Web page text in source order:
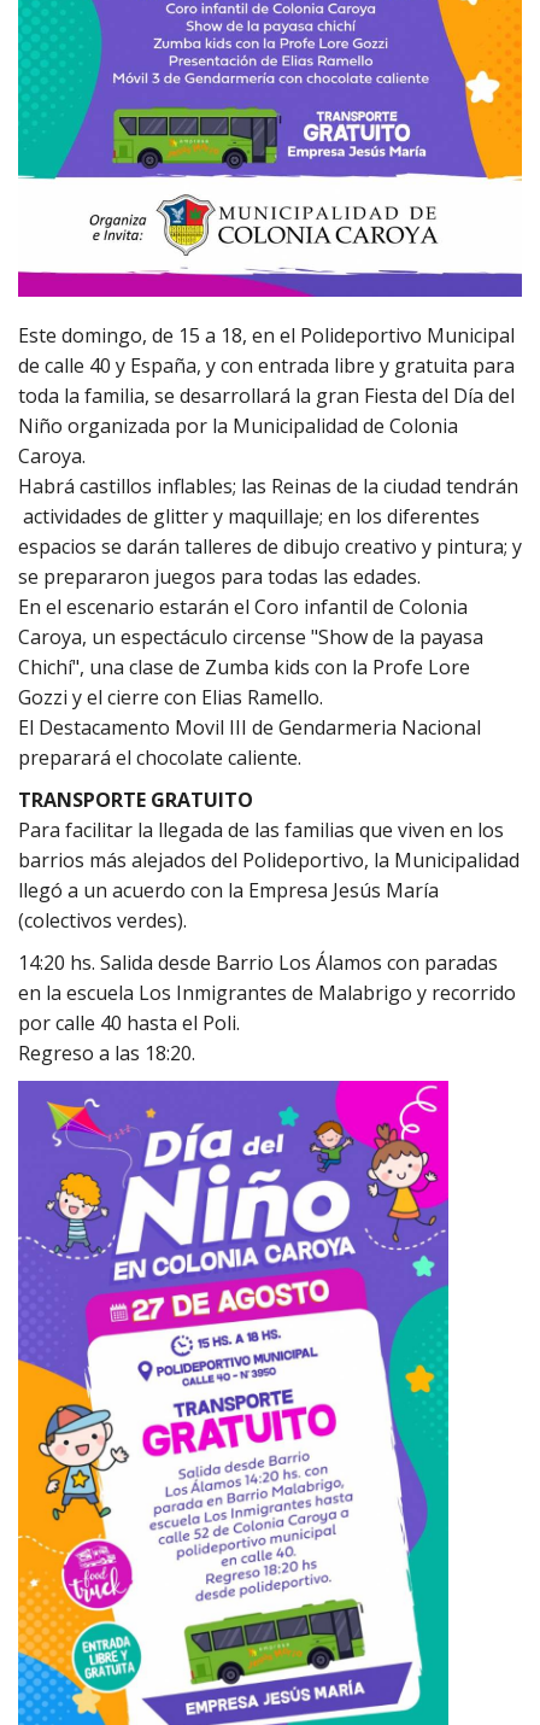
Este domingo, de 15 a 18, en el Polideportivo Municipal
de calle 40 y España, y con entrada libre y gratuita para
toda la familia, se desarrollará la gran Fiesta del Día del
Niño organizada por la Municipalidad de Colonia
Caroya.
Habrá castillos inflables; las Reinas de la ciudad tendrán
actividades de glitter y maquillaje; en los diferentes
espacios se darán talleres de dibujo creativo y pintura; y
se prepararon juegos para todas las edades.
En el escenario estarán el Coro infantil de Colonia
Caroya, un espectáculo circense "Show de la payasa
Chichí", una clase de Zumba kids con la Profe Lore
Gozzi y el cierre con Elias Ramello.
El Destacamento Movil III de Gendarmeria Nacional
preparará el chocolate caliente.
TRANSPORTE GRATUITO
Para facilitar la llegada de las familias que viven en los
barrios más alejados del Polideportivo, la Municipalidad
llegó a un acuerdo con la Empresa Jesús María
(colectivos verdes).
14:20 hs. Salida desde Barrio Los Álamos con paradas
en la escuela Los Inmigrantes de Malabrigo y recorrido
por calle 40 hasta el Poli.
Regreso a las 18:20.